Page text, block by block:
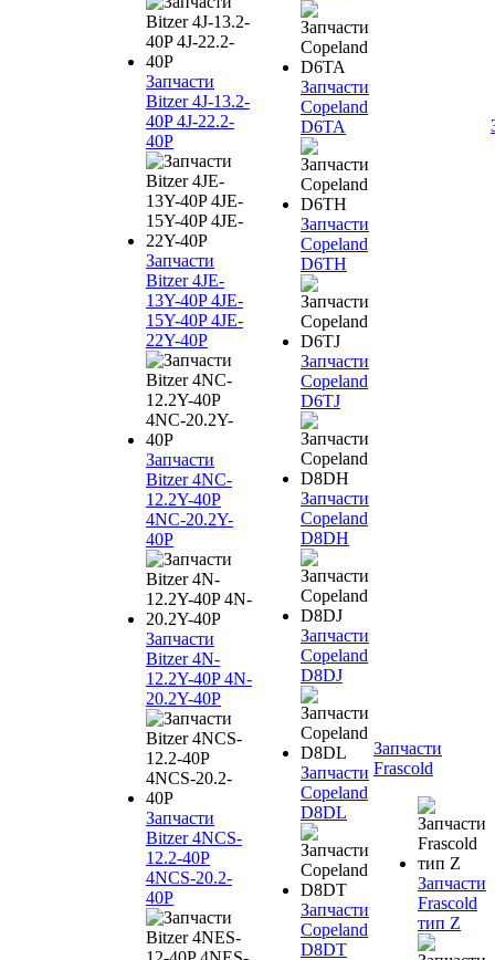
Запчасти
Bitzer 4J‐13.2-
40P 4J‐22.2-
40P
Запчасти
Bitzer 4JE-
13Y-40P 4JE-
15Y-40P 4JE-
22Y-40P
Запчасти
Bitzer 4NC-
12.2Y-40P
4NC-20.2Y-
40P
Запчасти
Bitzer 4N-
12.2Y-40P 4N-
20.2Y-40P
Запчасти
Bitzer 4NCS-
12.2-40P
4NCS-20.2-
40P
Запчасти
Copeland
D6TA
Запчасти
Copeland
D6TH
Запчасти
Copeland
D6TJ
Запчасти
Copeland
D8DH
Запчасти
Copeland
D8DJ
Запчасти
Copeland
D8DL
Запчасти
Copeland
D8DT
Запчасти
Frascold
Запчасти
Frascold
тип Z